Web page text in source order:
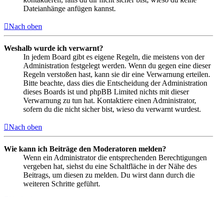
Dateianhänge anfügen kannst.
Nach oben
Weshalb wurde ich verwarnt?
In jedem Board gibt es eigene Regeln, die meistens von der
Administration festgelegt werden. Wenn du gegen eine dieser
Regeln verstoßen hast, kann sie dir eine Verwarnung erteilen.
Bitte beachte, dass dies die Entscheidung der Administration
dieses Boards ist und phpBB Limited nichts mit dieser
Verwarnung zu tun hat. Kontaktiere einen Administrator,
sofern du die nicht sicher bist, wieso du verwarnt wurdest.
Nach oben
Wie kann ich Beiträge den Moderatoren melden?
Wenn ein Administrator die entsprechenden Berechtigungen
vergeben hat, siehst du eine Schaltfläche in der Nähe des
Beitrags, um diesen zu melden. Du wirst dann durch die
weiteren Schritte geführt.